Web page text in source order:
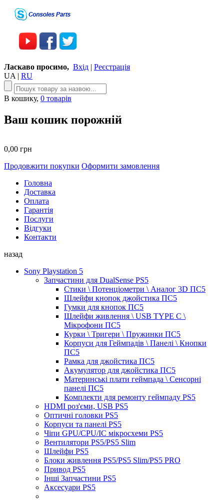
Ласкаво просимо, Вхід | Реєстрація
UA | RU
В кошику, 0 товарів
Ваш кошик порожній
0,00 грн
Продовжити покупки Оформити замовлення
Головна
Доставка
Оплата
Гарантія
Послуги
Відгуки
Контакти
назад
Sony Playstation 5
Запчастини для DualSense PS5
Стики \ Потенціометри \ Аналог 3D ПС5
Шлейфи кнопок джойстика ПС5
Гумки для кнопок ПС5
Шлейфи живлення \ USB TYPE C \
Мікрофони ПС5
Курки \ Тригери \ Пружинки ПС5
Корпуси для Геймпадів \ Панелі \ Кнопки
ПС5
Рамка для джойстика ПС5
Акумулятор для джойстика ПС5
Материнські плати геймпада \ Сенсорні
панелі ПС5
Комплекти для ремонту геймпаду PS5
HDMI роз'єми, USB PS5
Оптичні головки PS5
Корпуси та панелі PS5
Чіпи GPU/CPU/IC мікросхеми PS5
Вентилятори PS5/PS5 Slim
Шлейфи PS5
Блоки живлення PS5/PS5 Slim/PS5 PRO
Привод PS5
Інші Запчастини PS5
Аксесуари PS5